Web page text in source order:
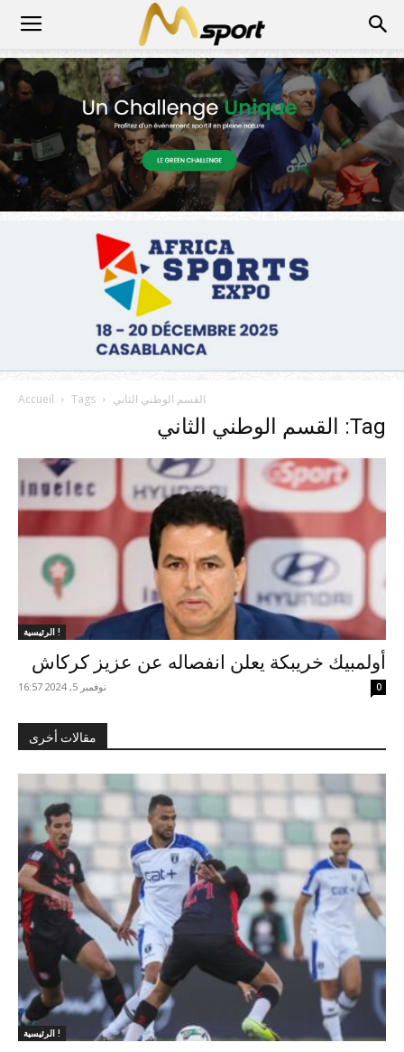
Accueil Tags القسم الوطني الثاني
Tag: القسم الوطني الثاني
الرئيسية !
أولمبيك خريبكة يعلن انفصاله عن عزيز كركاش
نوفمبر 5, 2024 16:57 0
مقالات أخرى
الرئيسية !